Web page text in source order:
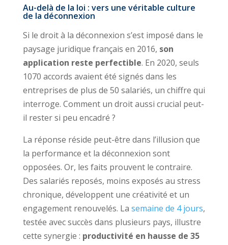
Au-delà de la loi : vers une véritable culture
de la déconnexion
Si le droit à la déconnexion s’est imposé dans le
paysage juridique français en 2016, son
application reste perfectible. En 2020, seuls
1070 accords avaient été signés dans les
entreprises de plus de 50 salariés, un chiffre qui
interroge. Comment un droit aussi crucial peut-
il rester si peu encadré ?
La réponse réside peut-être dans l’illusion que
la performance et la déconnexion sont
opposées. Or, les faits prouvent le contraire.
Des salariés reposés, moins exposés au stress
chronique, développent une créativité et un
engagement renouvelés. La semaine de 4 jours,
testée avec succès dans plusieurs pays, illustre
cette synergie : productivité en hausse de 35